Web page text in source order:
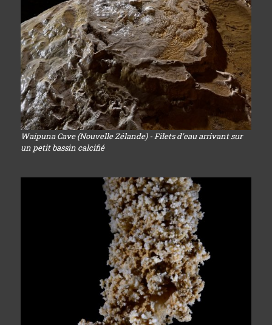
Waipuna Cave (Nouvelle Zélande) - Filets d'eau arrivant sur
un petit bassin calcifié